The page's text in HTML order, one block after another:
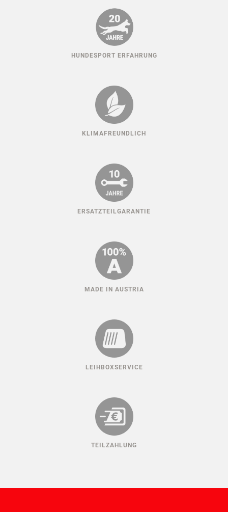
HUNDESPORT ERFAHRUNG
KLIMAFREUNDLICH
ERSATZTEILGARANTIE
MADE IN AUSTRIA
LEIHBOXSERVICE
TEILZAHLUNG